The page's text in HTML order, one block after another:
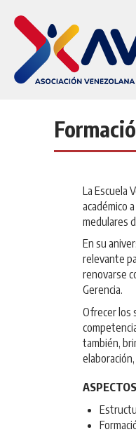
La Escuela
académico
medulares
En su
relevante
renovarse
Gerencia.
Ofrecer los
también,